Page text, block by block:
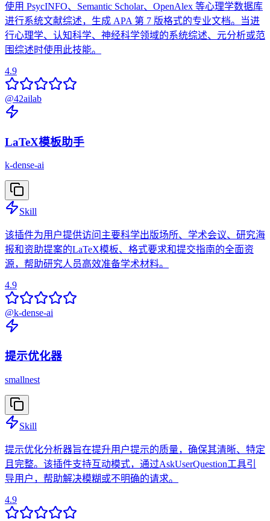
使用 PsycINFO、Semantic Scholar、OpenAlex 等心理学数据库
进行系统文献综述，生成 APA 第 7 版格式的专业文档。当进
行心理学、认知科学、神经科学领域的系统综述、元分析或范
围综述时使用此技能。
4.9
@42ailab
LaTeX模板助手
k-dense-ai
Skill
该插件为用户提供访问主要科学出版场所、学术会议、研究海
报和资助提案的LaTeX模板、格式要求和提交指南的全面资
源，帮助研究人员高效准备学术材料。
4.9
@k-dense-ai
提示优化器
smallnest
Skill
提示优化分析器旨在提升用户提示的质量，确保其清晰、特定
且完整。该插件支持互动模式，通过AskUserQuestion工具引
导用户，帮助解决模糊或不明确的请求。
4.9